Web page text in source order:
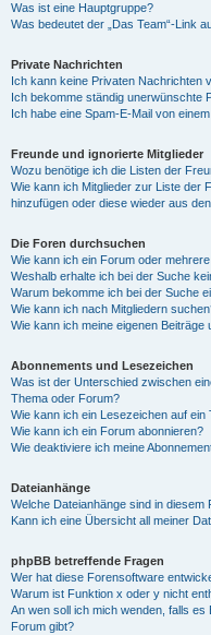
Was ist eine Hauptgruppe?
Was bedeutet der „Das Team“-Link
Private Nachrichten
Ich kann keine Privaten Nachrichten
Ich bekomme ständig unerwünschte
Ich habe eine Spam-E-Mail von
Freunde und ignorierte Mitglieder
Wozu benötige ich die Listen der
Wie kann ich Mitglieder zur Liste der
hinzufügen oder diese wieder aus
Die Foren durchsuchen
Wie kann ich ein Forum oder
Weshalb erhalte ich bei der Suche
Warum bekomme ich bei der Suche
Wie kann ich nach Mitgliedern
Wie kann ich meine eigenen Beiträge
Abonnements und Lesezeichen
Was ist der Unterschied zwischen
Thema oder Forum?
Wie kann ich ein Lesezeichen auf
Wie kann ich ein Forum abonnieren?
Wie deaktiviere ich meine
Dateianhänge
Welche Dateianhänge sind in diesem
Kann ich eine Übersicht all meiner
phpBB betreffende Fragen
Wer hat diese Forensoftware
Warum ist Funktion x oder y nicht
An wen soll ich mich wenden, falls
Forum gibt?